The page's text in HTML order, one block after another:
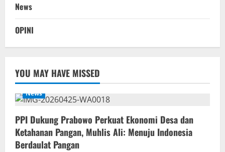
News
OPINI
YOU MAY HAVE MISSED
News
PPI Dukung Prabowo Perkuat Ekonomi Desa dan
Ketahanan Pangan, Muhlis Ali: Menuju Indonesia
Berdaulat Pangan